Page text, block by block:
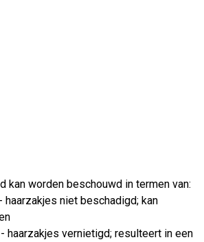
kan worden beschouwd in termen van:
haarzakjes niet beschadigd; kan
haarzakjes vernietigd; resulteert in een